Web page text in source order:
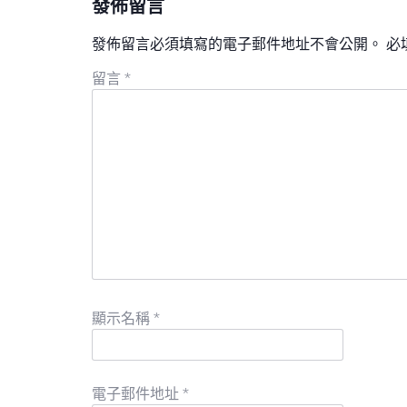
發佈留言必須填寫的電子郵件地址不會公開。 必
留言 *
顯示名稱 *
電子郵件地址 *